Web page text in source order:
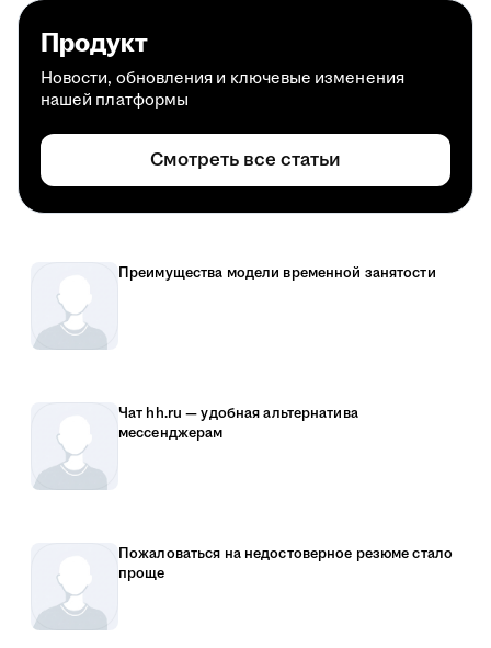
Продукт
Новости, обновления и ключевые изменения
нашей платформы
Смотреть все статьи
Преимущества модели временной занятости
Чат hh.ru — удобная альтернатива
мессенджерам
Пожаловаться на недостоверное резюме стало
проще